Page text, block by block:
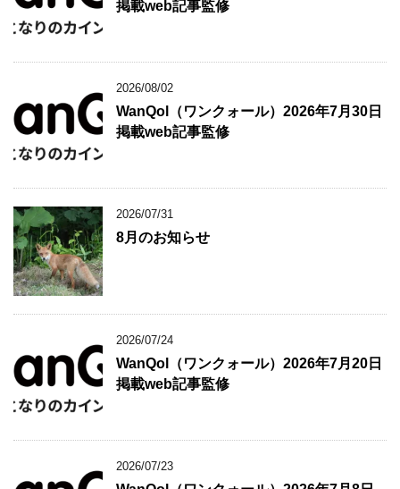
掲載web記事監修
2026/08/02
WanQol（ワンクォール）2026年7月30日
掲載web記事監修
2026/07/31
8月のお知らせ
2026/07/24
WanQol（ワンクォール）2026年7月20日
掲載web記事監修
2026/07/23